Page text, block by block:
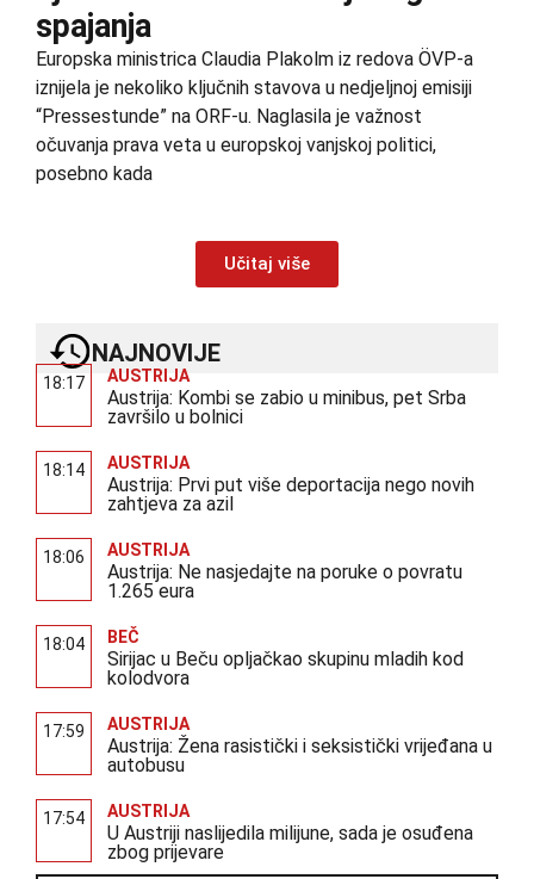
spajanja
Europska ministrica Claudia Plakolm iz redova ÖVP-a
iznijela je nekoliko ključnih stavova u nedjeljnoj emisiji
“Pressestunde” na ORF-u. Naglasila je važnost
očuvanja prava veta u europskoj vanjskoj politici,
posebno kada
Učitaj više
NAJNOVIJE
18:17 AUSTRIJA
Austrija: Kombi se zabio u minibus, pet Srba
završilo u bolnici
18:14 AUSTRIJA
Austrija: Prvi put više deportacija nego novih
zahtjeva za azil
18:06 AUSTRIJA
Austrija: Ne nasjedajte na poruke o povratu
1.265 eura
18:04 BEČ
Sirijac u Beču opljačkao skupinu mladih kod
kolodvora
17:59 AUSTRIJA
Austrija: Žena rasistički i seksistički vrijeđana u
autobusu
17:54 AUSTRIJA
U Austriji naslijedila milijune, sada je osuđena
zbog prijevare